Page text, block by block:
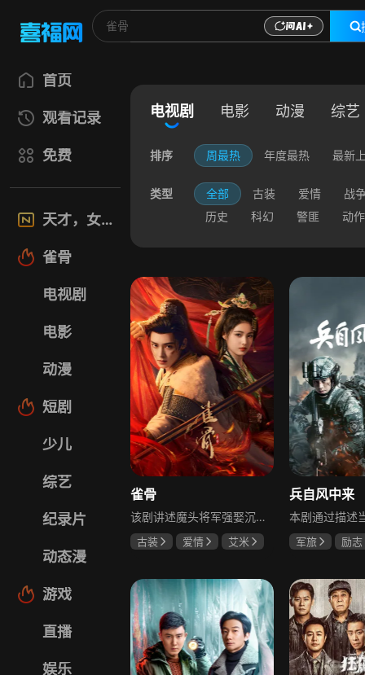
首页
观看记录
免费
天才，女友
雀骨
电视剧
电影
动漫
短剧
少儿
综艺
纪录片
动态漫
游戏
直播
娱乐
电视剧 电影 动漫 综艺
排序 周最热 年度最热 最新
类型 全部 古装 爱情
战
历史
科幻 警匪 动作
雀骨
该剧讲述魔头将军强娶沉迷机关术的财迷假千金，两人从契约夫妻起步，在生死局中互扒马甲，爱意与杀意交织共生。过程中他们揭露朝堂阴谋，破解生死乱局，最终共同守护家国太平，融合了权谋、爱情、冒险等多重元素，情节跌宕起伏。
古装 爱情
艾米
兵自风中来
军旅
励志